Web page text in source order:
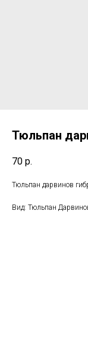
Тюльпан
70 р.
Тюльпан дарвинов
Вид: Тюльпан